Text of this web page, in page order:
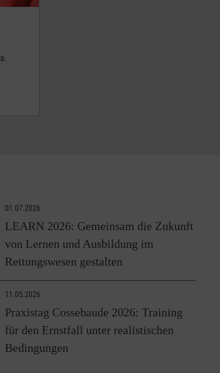
01.07.2026
LEARN 2026: Gemeinsam die Zukunft
von Lernen und Ausbildung im
Rettungswesen gestalten
11.05.2026
Praxistag Cossebaude 2026: Training
für den Ernstfall unter realistischen
Bedingungen